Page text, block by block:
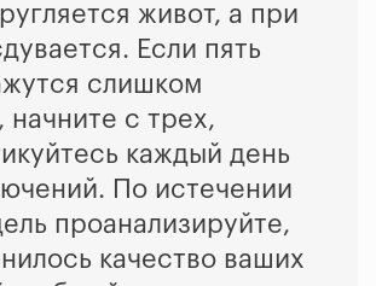
живот, а при
Если пять
слишком
начните с трех,
каждый день
По истечении
проанализируйте,
качество ваших